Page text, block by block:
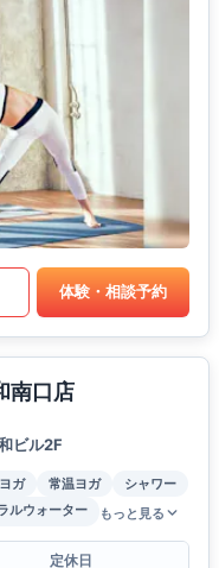
体験・相談予約
南口店
ビル2F
ガ 常温ヨガ
シャワー
ルウォーター もっと見る
定休日